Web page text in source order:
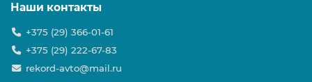
Наши контакты
+375 (29) 366-01-61
+375 (29) 222-67-83
rekord-avto@mail.ru